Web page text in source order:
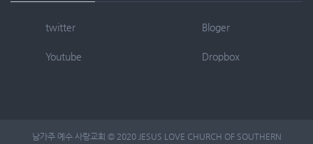
twitter
Youtube
Bloger
Dropbox
남가주 예수 사랑교회 © 2020 JESUS LOVE CHURCH OF SOUTHERN